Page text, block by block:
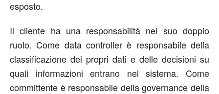
esposto.
Il cliente ha una responsabilità nel suo doppio
ruolo. Come data controller è responsabile della
classificazione dei propri dati e delle decisioni su
quali informazioni entrano nel sistema. Come
committente è responsabile della governance della